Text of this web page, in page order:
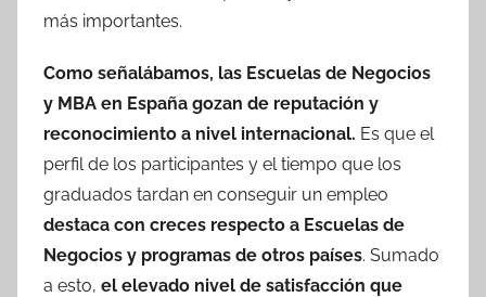
más importantes.
Como señalábamos, las Escuelas de Negocios
y MBA en España gozan de reputación y
reconocimiento a nivel internacional. Es que el
perfil de los participantes y el tiempo que los
graduados tardan en conseguir un empleo
destaca con creces respecto a Escuelas de
Negocios y programas de otros países. Sumado
a esto, el elevado nivel de satisfacción que